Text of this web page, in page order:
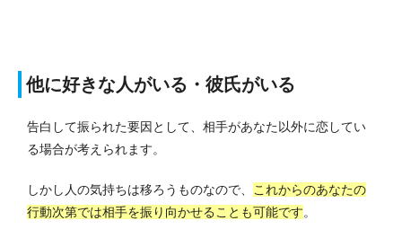
他に好きな人がいる・彼氏がいる
告白して振られた要因として、相手があなた以外に恋してい
る場合が考えられます。
しかし人の気持ちは移ろうものなので、
これからのあなたの
行動次第では相手を振り向かせることも可能です。